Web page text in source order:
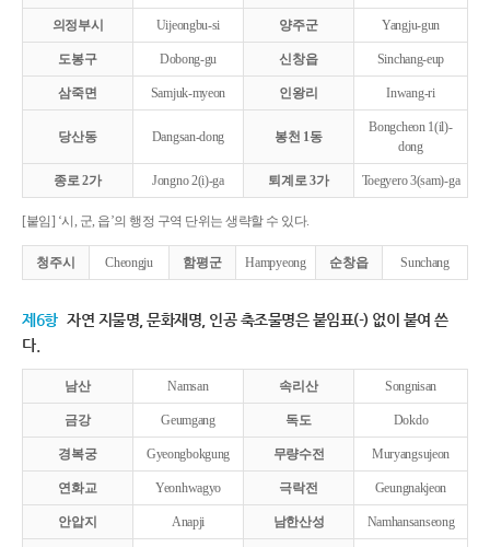
의정부시 Uijeongbu-si 양주군 Yangju-gun
도봉구 Dobong-gu 신창읍 Sinchang-eup
삼죽면 Samjuk-myeon 인왕리 Inwang-ri
당산동 Dangsan-dong 봉천 1동
Bongcheon 1(il)-
dong
종로 2가 Jongno 2(i)-ga 퇴계로 3가 Toegyero 3(sam)-ga
[붙임] ‘시, 군, 읍’의 행정 구역 단위는 생략할 수 있다.
청주시 Cheongju 함평군 Hampyeong 순창읍 Sunchang
제6항 자연 지물명, 문화재명, 인공 축조물명은 붙임표(-) 없이 붙여 쓴
다.
남산 Namsan 속리산 Songnisan
금강 Geumgang 독도 Dokdo
경복궁 Gyeongbokgung 무량수전 Muryangsujeon
연화교 Yeonhwagyo 극락전 Geungnakjeon
안압지 Anapji 남한산성 Namhansanseong